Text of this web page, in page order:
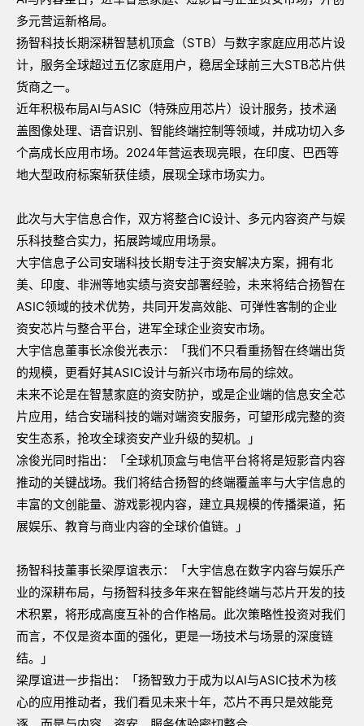
多元营运新格局。
扬智科技长期深耕智慧机顶盒（STB）与数字家庭应用芯片设
计，服务全球超过五亿家庭用户，稳居全球前三大STB芯片供
货商之一。
近年积极布局AI与ASIC（特殊应用芯片）设计服务，技术涵
盖图像处理、语音识别、智能终端控制等领域，并成功切入多
个高成长应用市场。2024年营运表现亮眼，在印度、巴西等
地大型政府标案斩获佳绩，展现全球市场实力。
此次与大宇信息合作，双方将整合IC设计、多元内容资产与娱
乐科技整合实力，拓展跨域应用场景。
大宇信息子公司安瑞科技长期专注于资安解决方案，拥有北
美、印度、非洲等地实绩与资安部署经验，未来将结合扬智在
ASIC领域的技术优势，共同开发高效能、可弹性客制的企业
资安芯片与整合平台，进军全球企业资安市场。
大宇信息董事长凃俊光表示：「我们不只看重扬智在终端出货
的规模，更看好其ASIC设计与新兴市场布局的综效。
未来不论是在智慧家庭的资安防护，或是企业端的信息安全芯
片应用，结合安瑞科技的端对端资安服务，可望形成完整的资
安生态系，抢攻全球资安产业升级的契机。」
凃俊光同时指出：「全球机顶盒与电信平台将将是短影音内容
推动的关键战场。我们将结合扬智的终端覆盖率与大宇信息的
丰富的文创能量、游戏影视内容，建立具规模的传播渠道，拓
展娱乐、教育与商业内容的全球价值链。」
扬智科技董事长梁厚谊表示：「大宇信息在数字内容与娱乐产
业的深耕布局，与扬智科技多年来在智能终端与芯片开发的技
术积累，将形成高度互补的合作格局。此次策略性投资对我们
而言，不仅是资本面的强化，更是一场技术与场景的深度链
结。」
梁厚谊进一步指出：「扬智致力于成为以AI与ASIC技术为核
心的应用推动者，我们看见未来十年，芯片不再只是效能竞